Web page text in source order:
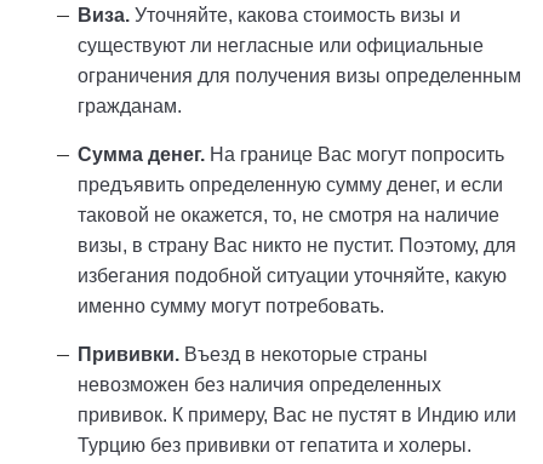
Виза. Уточняйте, какова стоимость визы и
существуют ли негласные или официальные
ограничения для получения визы определенным
гражданам.
Сумма денег. На границе Вас могут попросить
предъявить определенную сумму денег, и если
таковой не окажется, то, не смотря на наличие
визы, в страну Вас никто не пустит. Поэтому, для
избегания подобной ситуации уточняйте, какую
именно сумму могут потребовать.
Прививки. Въезд в некоторые страны
невозможен без наличия определенных
прививок. К примеру, Вас не пустят в Индию или
Турцию без прививки от гепатита и холеры.